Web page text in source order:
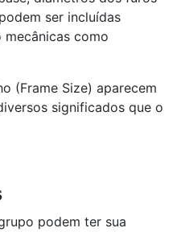
ser incluídas
mecânicas como
(Frame Size) aparecem
significados que o
podem ter sua